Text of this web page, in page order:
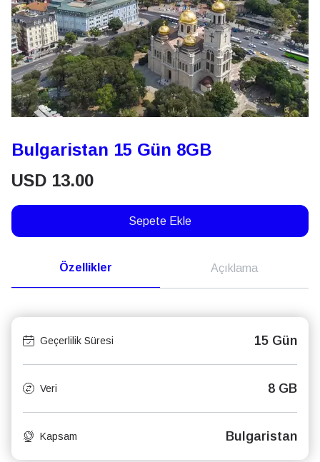
Bulgaristan 15 Gün 8GB
USD 13.00
Sepete Ekle
Özellikler Açıklama
Geçerlilik Süresi 15 Gün
Veri 8 GB
Kapsam Bulgaristan